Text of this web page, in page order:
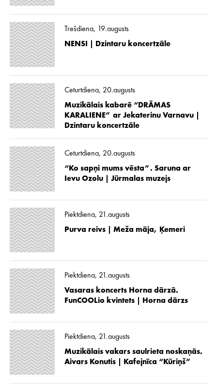
Trešdiena, 19.augusts
NENSI | Dzintaru koncertzāle
Ceturtdiena, 20.augusts
Muzikālais kabarē “DRĀMAS
KARALIENE” ar Jekaterinu Varnavu |
Dzintaru koncertzāle
Ceturtdiena, 20.augusts
“Ko sapņi mums vēsta”. Saruna ar
Ievu Ozolu | Jūrmalas muzejs
Piektdiena, 21.augusts
Purva reivs | Meža māja, Ķemeri
Piektdiena, 21.augusts
Vasaras koncerts Horna dārzā.
FunCOOLio kvintets | Horna dārzs
Piektdiena, 21.augusts
Muzikālais vakars saulrieta noskaņās.
Aivars Konutis | Kafejnīca “Kūriņš”